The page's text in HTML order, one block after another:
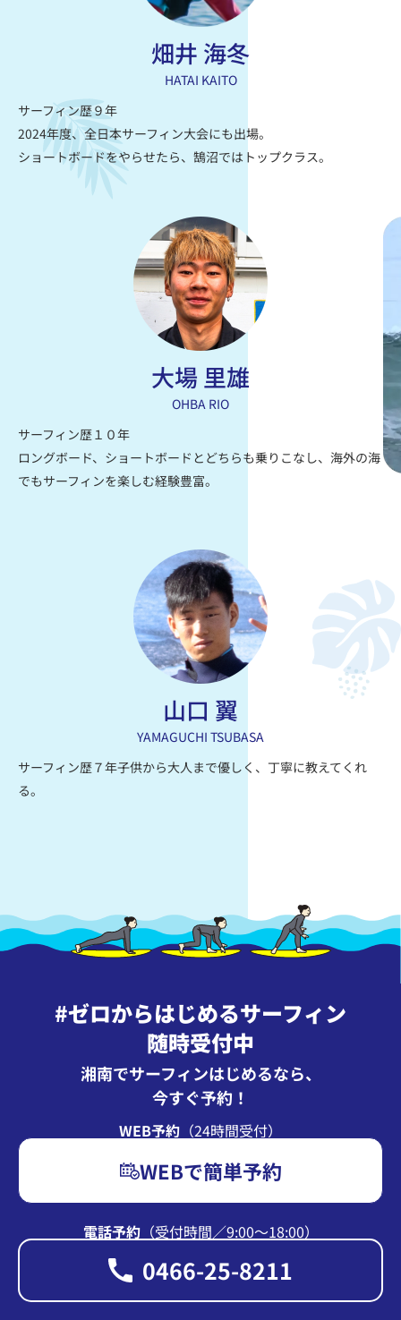
畑井 海冬
HATAI KAITO
サーフィン歴９年
2024年度、全日本サーフィン大会にも出場。
ショートボードをやらせたら、鵠沼ではトップクラス。
大場 里雄
OHBA RIO
サーフィン歴１０年
ロングボード、ショートボードとどちらも乗りこなし、海外の海
でもサーフィンを楽しむ経験豊富。
山口 翼
YAMAGUCHI TSUBASA
サーフィン歴７年子供から大人まで優しく、丁寧に教えてくれ
る。
#ゼロからはじめるサーフィン
随時受付中
湘南でサーフィンはじめるなら、
今すぐ予約！
電話予約（受付時間∕9:00〜18:00）
0466-25-8211
WEB予約 （24時間受付）
WEBで簡単予約